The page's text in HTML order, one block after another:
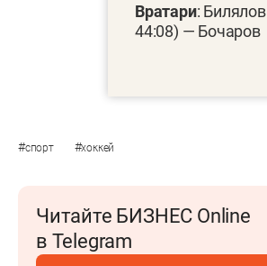
Вратари:
44:08) — Бочаров
#спорт #хоккей
Читайте БИЗНЕС Online
в Telegram